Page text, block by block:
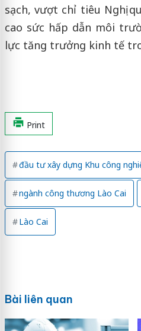
sạch, vượt chỉ tiêu Nghị
cao sức hấp dẫn môi
lực tăng trưởng kinh tế
Print
đầu tư xây dựng Khu công
ngành công thương Lào Cai
Lào Cai
Bài liên quan